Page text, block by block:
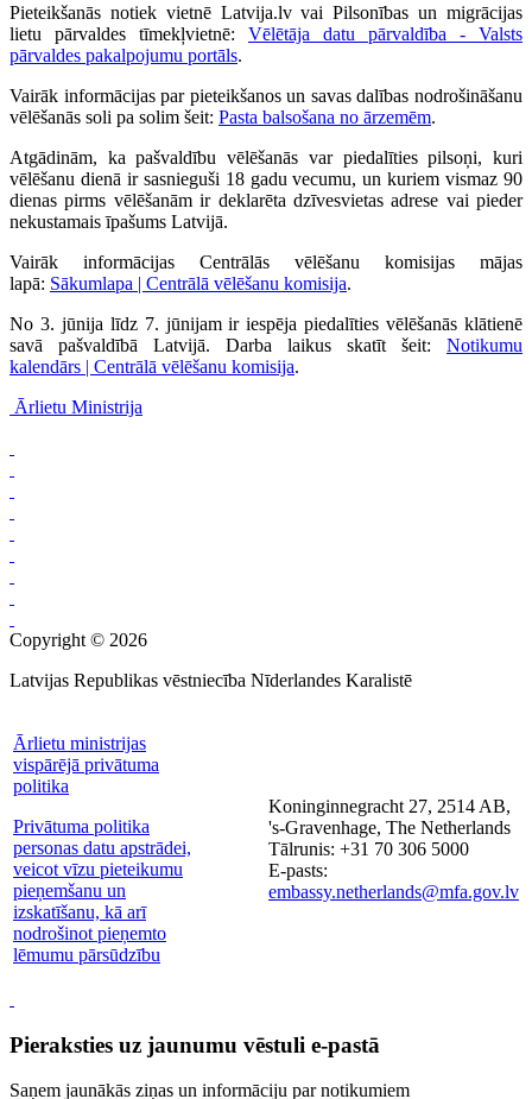
Pieteikšanās notiek vietnē Latvija.lv vai Pilsonības un migrācijas
lietu pārvaldes tīmekļvietnē: Vēlētāja datu pārvaldība - Valsts
pārvaldes pakalpojumu portāls.
Vairāk informācijas par pieteikšanos un savas dalības nodrošināšanu
vēlēšanās soli pa solim šeit: Pasta balsošana no ārzemēm.
Atgādinām, ka pašvaldību vēlēšanās var piedalīties pilsoņi, kuri
vēlēšanu dienā ir sasnieguši 18 gadu vecumu, un kuriem vismaz 90
dienas pirms vēlēšanām ir deklarēta dzīvesvietas adrese vai pieder
nekustamais īpašums Latvijā.
Vairāk informācijas Centrālās vēlēšanu komisijas mājas
lapā: Sākumlapa | Centrālā vēlēšanu komisija.
No 3. jūnija līdz 7. jūnijam ir iespēja piedalīties vēlēšanās klātienē
savā pašvaldībā Latvijā. Darba laikus skatīt šeit: Notikumu
kalendārs | Centrālā vēlēšanu komisija.
Ārlietu Ministrija
Copyright © 2026
Latvijas Republikas vēstniecība Nīderlandes Karalistē
Ārlietu ministrijas
vispārējā privātuma
politika
Privātuma politika
personas datu apstrādei,
veicot vīzu pieteikumu
pieņemšanu un
izskatīšanu, kā arī
nodrošinot pieņemto
lēmumu pārsūdzību
Koninginnegracht 27, 2514 AB,
's-Gravenhage, The Netherlands
Tālrunis: +31 70 306 5000
E-pasts:
embassy.netherlands@mfa.gov.lv
Pieraksties uz jaunumu vēstuli e-pastā
Saņem jaunākās ziņas un informāciju par notikumiem